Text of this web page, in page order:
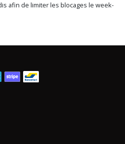
afin de limiter les blocages le week-